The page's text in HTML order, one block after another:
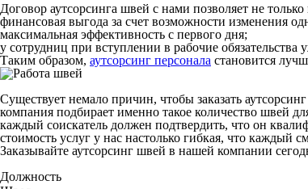
Договор аутсорсинга швей с нами позволяет не
финансовая выгода за счет возможности изменения
максимальная эффективность с первого дня;
у сотрудниц при вступлении в рабочие обязательства
Таким образом, аутсорсинг персонала становится
Существует немало причин, чтобы заказать
компания подбирает именно такое количество швей
каждый соискатель должен подтвердить, что он
стоимость услуг у нас настолько гибкая, что каждый
Заказывайте аутсорсинг швей в нашей компании
Должность